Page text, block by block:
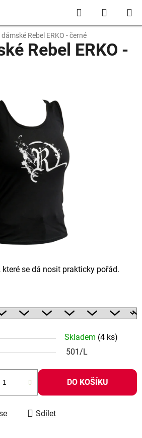
Hledat
KOŠÍK
Rebel ERKO - černé
se dá nosit prakticky pořád.
Skladem (4 ks)
501/L
DO KOŠÍKU
Sdílet
Rebel ERKO -